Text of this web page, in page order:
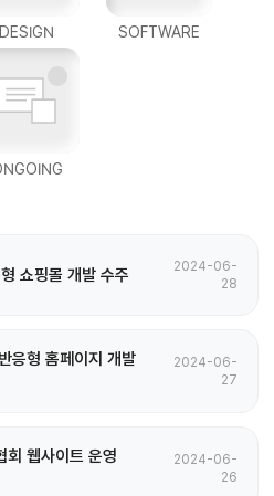
DESIGN SOFTWARE
쇼핑몰 개발 수주
2024-06-
28
응형 홈페이지 개발
2024-06-
27
회 웹사이트 운영
2024-06-
26